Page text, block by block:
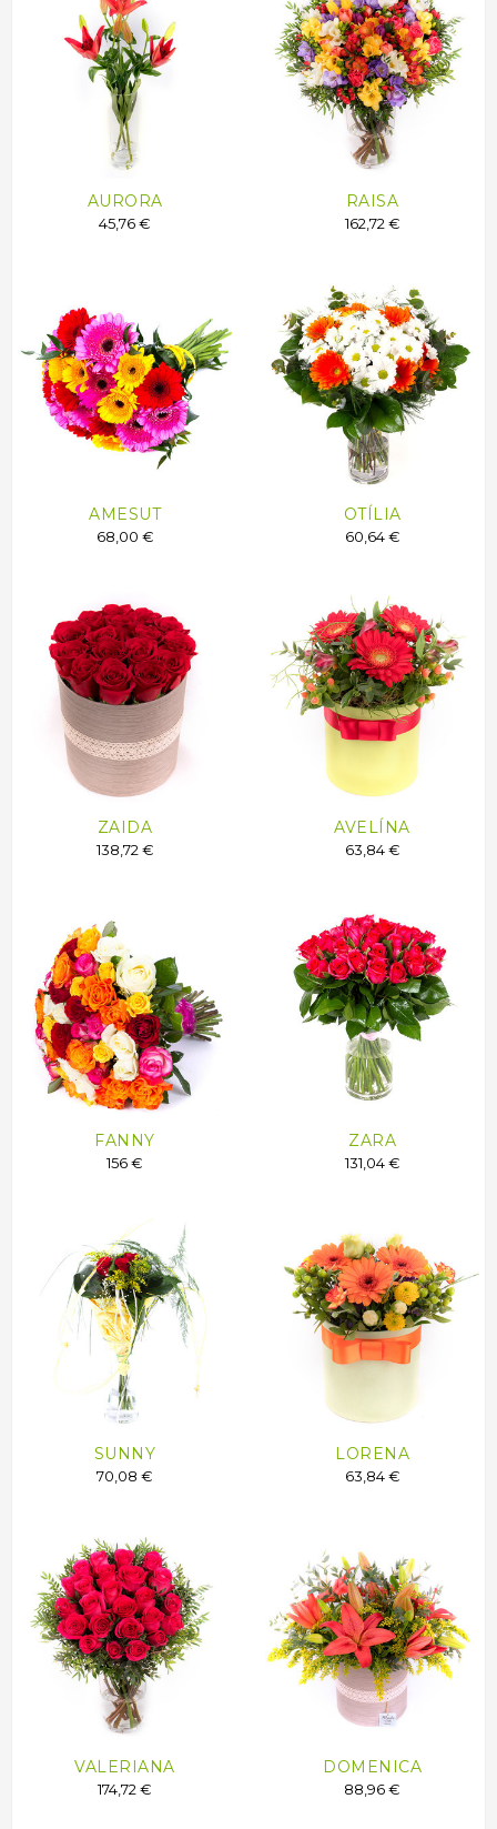
AURORA
45,76 €
RAISA
162,72 €
AMESUT
68,00 €
OTÍLIA
60,64 €
ZAIDA
138,72 €
AVELÍNA
63,84 €
FANNY
156 €
ZARA
131,04 €
SUNNY
70,08 €
LORENA
63,84 €
VALERIANA
174,72 €
DOMENICA
88,96 €